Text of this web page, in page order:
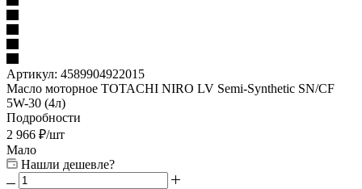
Артикул: 4589904922015
Масло моторное TOTACHI NIRO LV Semi-Synthetic SN/CF
5W-30 (4л)
Подробности
2 966 ₽/шт
Мало
Нашли дешевле?